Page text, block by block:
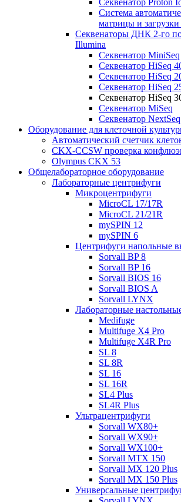
Система
матрицы и
Секвенаторы ДНК 2-го
Illumina
Секвенатор MiniSeq
Секвенатор HiSeq
Секвенатор HiSeq
Секвенатор HiSeq
Секвенатор HiSeq
Секвенатор MiSeq
Секвенатор NextSeq
Оборудование для клеточной
Автоматический счетчик
CKX-CCSW проверка
Olympus CKX 53
Общелабораторное оборудование
Лабораторные центрифуги
Микроцентрифуги
MicroCL 17/17R
MicroCL 21/21R
mySPIN 12
mySPIN 6
Центрифуги напольные
Sorvall BP 8
Sorvall BP 16
Sorvall BIOS 16
Sorvall BIOS A
Sorvall LYNX
Лабораторные
Medifuge
Multifuge X4 Pro
Multifuge X4R Pro
SL 8
SL 8R
SL 16
SL 16R
SL4 Plus
SL4R Plus
Ультрацентрифуги
Sorvall WX80+
Sorvall WX90+
Sorvall WX100+
Sorvall МТХ 150
Sorvall МХ 120 Plus
Sorvall МХ 150 Plus
Универсальные